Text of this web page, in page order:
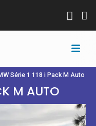
Série 1 118 i Pack M Auto
M AUTO